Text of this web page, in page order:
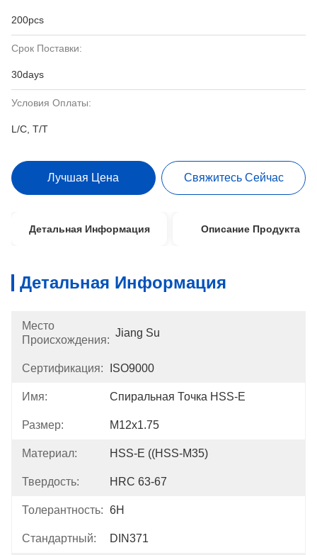
200pcs
Срок Поставки:
30days
Условия Оплаты:
L/C, T/T
Лучшая Цена Свяжитесь Сейчас
Детальная Информация Описание Продукта
Детальная Информация
Место
Происхождения:
Jiang Su
Сертификация: ISO9000
Имя: Спиральная Точка HSS-E
Размер: M12x1.75
Материал: HSS-E ((HSS-M35)
Твердость: HRC 63-67
Толерантность: 6H
Стандартный: DIN371